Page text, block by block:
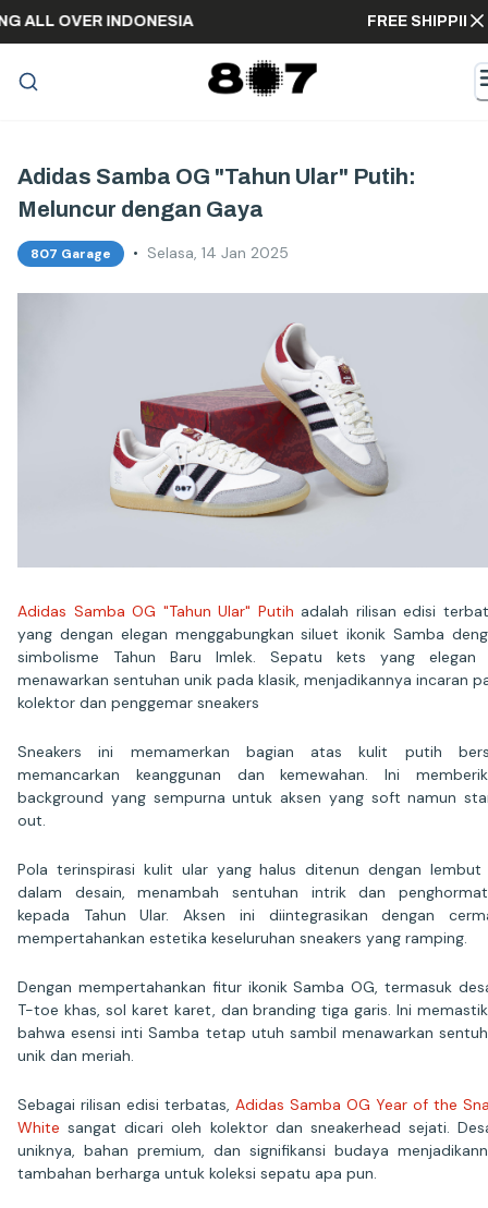
ALL OVER INDONESIA FREE
Adidas Samba OG "Tahun Ular" Putih:
Meluncur dengan Gaya
807 Garage • Selasa, 14 Jan 2025
Adidas Samba OG "Tahun Ular" Putih adalah rilisan edisi
yang dengan elegan menggabungkan siluet ikonik Samba
simbolisme Tahun Baru Imlek. Sepatu kets yang elegan
menawarkan sentuhan unik pada klasik, menjadikannya incaran
kolektor dan penggemar sneakers
Sneakers ini memamerkan bagian atas kulit putih
memancarkan keanggunan dan kemewahan. Ini
background yang sempurna untuk aksen yang soft namun
out.
Pola terinspirasi kulit ular yang halus ditenun dengan lembut
dalam desain, menambah sentuhan intrik dan
kepada Tahun Ular. Aksen ini diintegrasikan dengan
mempertahankan estetika keseluruhan sneakers yang ramping.
Dengan mempertahankan fitur ikonik Samba OG, termasuk
T-toe khas, sol karet karet, dan branding tiga garis. Ini
bahwa esensi inti Samba tetap utuh sambil menawarkan
unik dan meriah.
Sebagai rilisan edisi terbatas, Adidas Samba OG Year of the
Whitesangat dicari oleh kolektor dan sneakerhead sejati.
uniknya, bahan premium, dan signifikansi budaya
tambahan berharga untuk koleksi sepatu apa pun.